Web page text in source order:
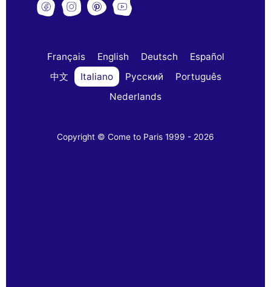
Français English Deutsch
Español
中文
Italiano Русский
Português
Nederlands
Copyright © Come to Paris 1999 - 2026